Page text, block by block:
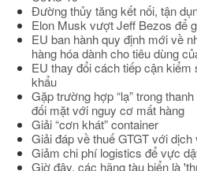
Đường thủy tăng kết nối, tận
Elon Musk vượt Jeff Bezos để
EU ban hành quy định mới về
hàng hóa dành cho tiêu dùng
EU thay đổi cách tiếp cận
khẩu
Gặp trường hợp “lạ” trong
đối mặt với nguy cơ mất hàng
Giải “cơn khát” container
Giải đáp về thuế GTGT với
Giảm chi phí logistics để vực
Giờ đây, các hãng tàu biển là